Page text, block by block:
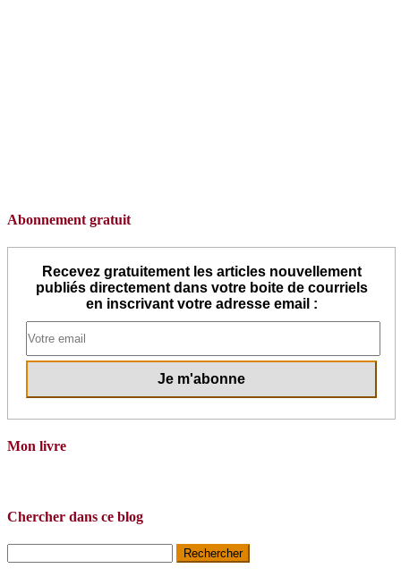
Abonnement gratuit
Recevez gratuitement les articles nouvellement
publiés directement dans votre boite de courriels
en inscrivant votre adresse email :
Mon livre
Chercher dans ce blog